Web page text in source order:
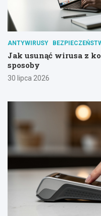
ANTYWIRUSY
Jak usunąć wirusa z
sposoby
30 lipca 2026